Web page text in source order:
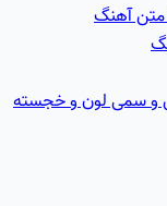
متن آهنگ
و سمی لون و خجسته